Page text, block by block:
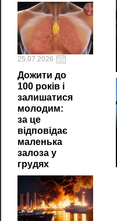
25.07.2026
Дожити до
100 років і
залишатися
молодим:
за це
відповідає
маленька
залоза у
грудях